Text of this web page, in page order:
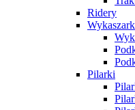
Ridery
Pilarki